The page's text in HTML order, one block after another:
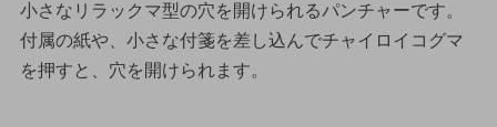
小さなリラックマ型の穴を開けられるパンチャーです。
付属の紙や、小さな付箋を差し込んでチャイロイコグマ
を押すと、穴を開けられます。